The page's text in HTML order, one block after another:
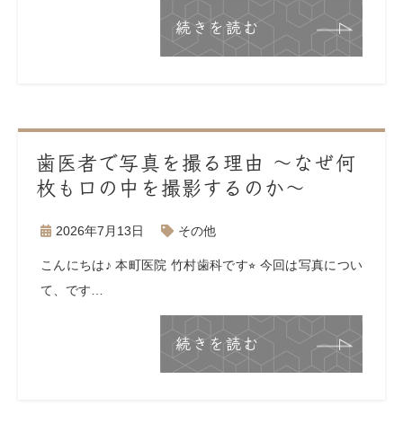
続きを読む
歯医者で写真を撮る理由 〜なぜ何
枚も口の中を撮影するのか〜
2026年7月13日 その他
こんにちは♪ 本町医院 竹村歯科です⭐︎ 今回は写真につい
て、です…
続きを読む